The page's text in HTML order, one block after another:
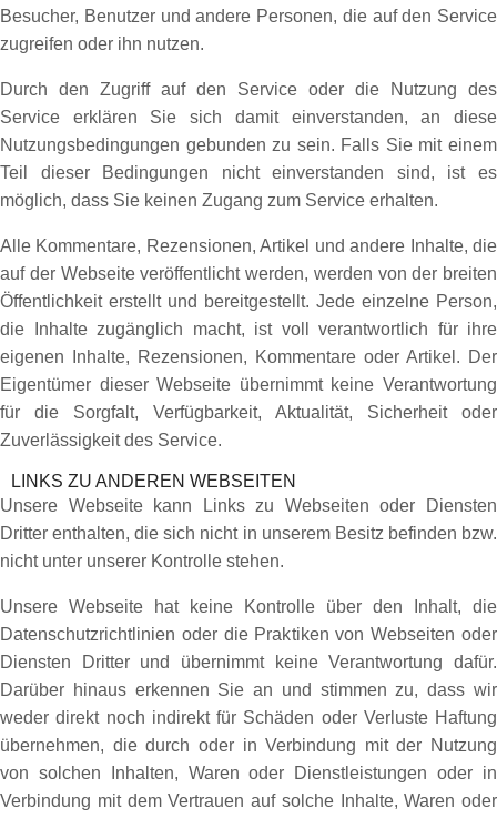
Besucher, Benutzer und andere Personen, die auf den Service
zugreifen oder ihn nutzen.
Durch den Zugriff auf den Service oder die Nutzung des
Service erklären Sie sich damit einverstanden, an diese
Nutzungsbedingungen gebunden zu sein. Falls Sie mit einem
Teil dieser Bedingungen nicht einverstanden sind, ist es
möglich, dass Sie keinen Zugang zum Service erhalten.
Alle Kommentare, Rezensionen, Artikel und andere Inhalte, die
auf der Webseite veröffentlicht werden, werden von der breiten
Öffentlichkeit erstellt und bereitgestellt. Jede einzelne Person,
die Inhalte zugänglich macht, ist voll verantwortlich für ihre
eigenen Inhalte, Rezensionen, Kommentare oder Artikel. Der
Eigentümer dieser Webseite übernimmt keine Verantwortung
für die Sorgfalt, Verfügbarkeit, Aktualität, Sicherheit oder
Zuverlässigkeit des Service.
LINKS ZU ANDEREN WEBSEITEN
Unsere Webseite kann Links zu Webseiten oder Diensten
Dritter enthalten, die sich nicht in unserem Besitz befinden bzw.
nicht unter unserer Kontrolle stehen.
Unsere Webseite hat keine Kontrolle über den Inhalt, die
Datenschutzrichtlinien oder die Praktiken von Webseiten oder
Diensten Dritter und übernimmt keine Verantwortung dafür.
Darüber hinaus erkennen Sie an und stimmen zu, dass wir
weder direkt noch indirekt für Schäden oder Verluste Haftung
übernehmen, die durch oder in Verbindung mit der Nutzung
von solchen Inhalten, Waren oder Dienstleistungen oder in
Verbindung mit dem Vertrauen auf solche Inhalte, Waren oder